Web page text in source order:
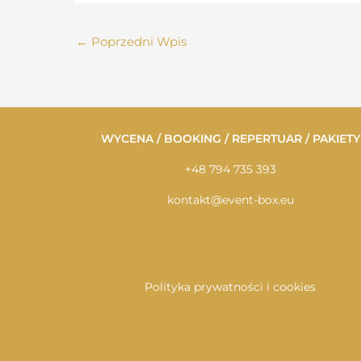
← Poprzedni Wpis
WYCENA / BOOKING / REPERTUAR / PAKIETY
+48 794 735 393
kontakt@event-box.eu
Polityka prywatności i cookies